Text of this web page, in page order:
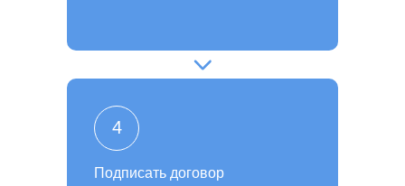
Подписать договор
4